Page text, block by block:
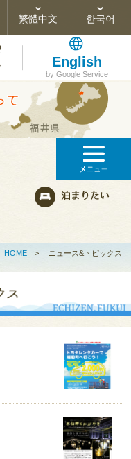
繁體中文 한국어
English
by Google Service
HOME> ニュース&トピックス